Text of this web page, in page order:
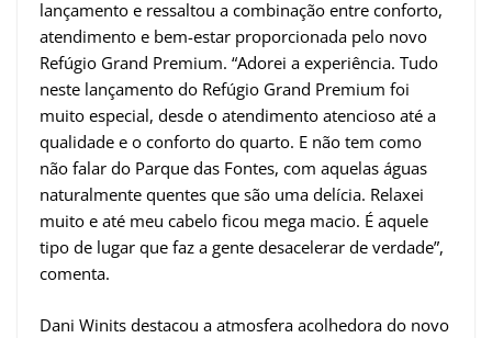
lançamento e ressaltou a combinação entre conforto,
atendimento e bem-estar proporcionada pelo novo
Refúgio Grand Premium. “Adorei a experiência. Tudo
neste lançamento do Refúgio Grand Premium foi
muito especial, desde o atendimento atencioso até a
qualidade e o conforto do quarto. E não tem como
não falar do Parque das Fontes, com aquelas águas
naturalmente quentes que são uma delícia. Relaxei
muito e até meu cabelo ficou mega macio. É aquele
tipo de lugar que faz a gente desacelerar de verdade”,
comenta.
Dani Winits destacou a atmosfera acolhedora do novo